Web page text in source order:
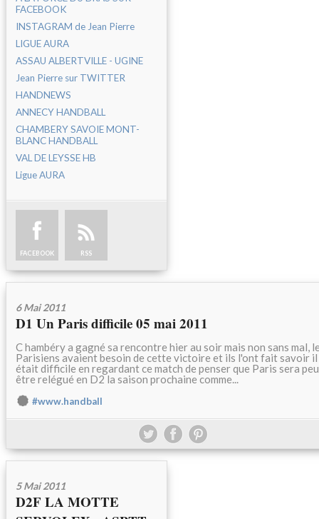
FACEBOOK
INSTAGRAM de Jean Pierre
LIGUE AURA
ASSAU ALBERTVILLE - UGINE
Jean Pierre sur TWITTER
HANDNEWS
ANNECY HANDBALL
CHAMBERY SAVOIE MONT-
BLANC HANDBALL
VAL DE LEYSSE HB
Ligue AURA
FACEBOOK RSS
6 Mai 2011
D1 Un Paris difficile 05 mai 2011
C hambéry a gagné sa rencontre hier au soir mais non sans mal,
Parisiens avaient besoin de cette victoire et ils l'ont fait savoir il
était difficile en regardant ce match de penser que Paris sera
être relégué en D2 la saison prochaine comme...
#www.handball
5 Mai 2011
D2F LA MOTTE